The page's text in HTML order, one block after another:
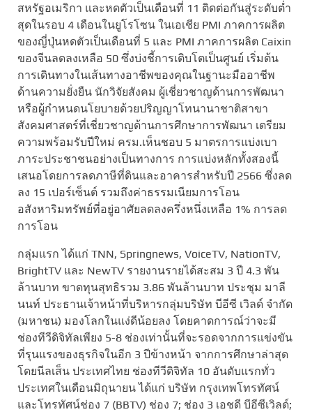
สหรัฐอเมริกา และหดตัวเป็นเดือนที่ 11 ติดต่อกันสู่ระดับต่ำ
สุดในรอบ 4 เดือนในยูโรโซน ในเอเชีย PMI ภาคการผลิต
ของญี่ปุ่นหดตัวเป็นเดือนที่ 5 และ PMI ภาคการผลิต Caixin
ของจีนลดลงเหลือ 50 ซึ่งบ่งชี้การเติบโตเป็นศูนย์ เริ่มต้น
การเดินทางในเส้นทางอาชีพของคุณในฐานะมืออาชีพ
ด้านความยั่งยืน นักวิจัยสังคม ผู้เชี่ยวชาญด้านการพัฒนา
หรือผู้กำหนดนโยบายด้วยปริญญาโทนานาชาติสาขา
สังคมศาสตร์ที่เชี่ยวชาญด้านการศึกษาการพัฒนา เตรียม
ความพร้อมรับปีใหม่ ครม.เห็นชอบ 5 มาตรการแบ่งเบา
ภาระประชาชนอย่างเป็นทางการ การแบ่งหลักทั้งสองนี้
เสนอโดยการลดภาษีที่ดินและอาคารสำหรับปี 2566 ซึ่งลด
ลง 15 เปอร์เซ็นต์ รวมถึงค่าธรรมเนียมการโอน
อสังหาริมทรัพย์ที่อยู่อาศัยลดลงครึ่งหนึ่งเหลือ 1% การลด
การโอน
กลุ่มแรก ได้แก่ TNN, Springnews, VoiceTV, NationTV,
BrightTV และ NewTV รายงานรายได้สะสม 3 ปี 4.3 พัน
ล้านบาท ขาดทุนสุทธิรวม 3.86 พันล้านบาท ประชุม มาลี
นนท์ ประธานเจ้าหน้าที่บริหารกลุ่มบริษัท บีอีซี เวิลด์ จำกัด
(มหาชน) มองโลกในแง่ดีน้อยลง โดยคาดการณ์ว่าจะมี
ช่องทีวีดิจิทัลเพียง 5-8 ช่องเท่านั้นที่จะรอดจากการแข่งขัน
ที่รุนแรงของธุรกิจในอีก 3 ปีข้างหน้า จากการศึกษาล่าสุด
โดยนีลเส็น ประเทศไทย ช่องทีวีดิจิทัล 10 อันดับแรกทั่ว
ประเทศในเดือนมิถุนายน ได้แก่ บริษัท กรุงเทพโทรทัศน์
และโทรทัศน์ช่อง 7 (BBTV) ช่อง 7; ช่อง 3 เอชดี บีอีซีเวิลด์;